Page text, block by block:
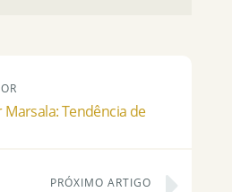
Marsala: Tendência de
PRÓXIMO ARTIGO